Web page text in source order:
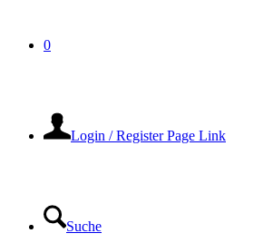
0
Login / Register Page Link
Suche